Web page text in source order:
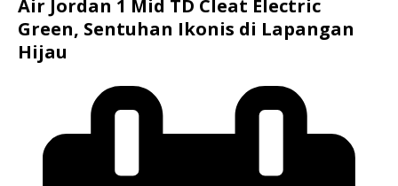
Air Jordan 1 Mid TD Cleat Electric
Green, Sentuhan Ikonis di Lapangan
Hijau